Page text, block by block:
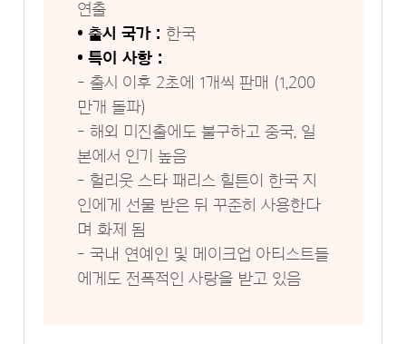
연출
• 출시 국가 : 한국
• 특이 사항 :
- 출시 이후 2초에 1개씩 판매 (1,200
만개 돌파)
- 해외 미진출에도 불구하고 중국, 일
본에서 인기 높음
- 헐리웃 스타 패리스 힐튼이 한국 지
인에게 선물 받은 뒤 꾸준히 사용한다
며 화제 됨
- 국내 연예인 및 메이크업 아티스트들
에게도 전폭적인 사랑을 받고 있음